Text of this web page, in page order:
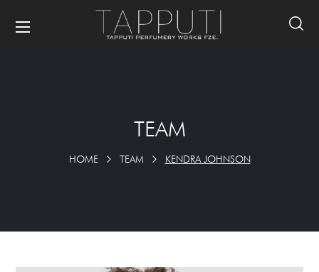
TEAM
HOME TEAM KENDRA JOHNSON